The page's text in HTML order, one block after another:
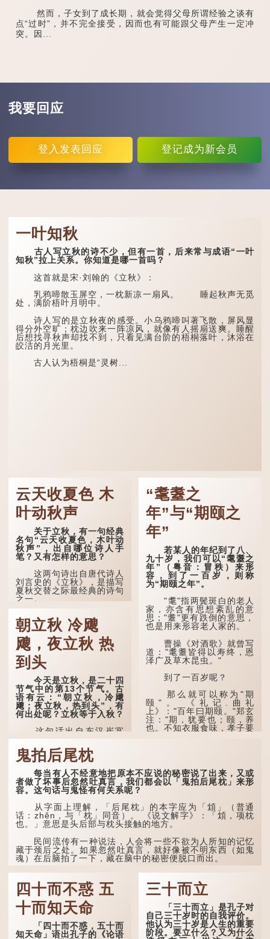
然而，子女到了成长期，就会觉得父母所谓经验之谈有
点“过时”，并不完全接受，因而也有可能跟父母产生一定冲
突。因...
我要回应
登入 发表回应 登记成为新会员
一叶知秋
古人写立秋的诗不少，但有一首，后来常与成语“一叶
知秋”拉上关系。你知道是哪一首吗？
这首就是宋·刘翰的《立秋》：
乳鸦啼散玉屏空，一枕新凉一扇风。 睡起秋声无觅
处，满阶梧叶月明中。
诗人写的是立秋夜的感受。小乌鸦啼叫著飞散，屏风显
得分外空旷；枕边吹来一阵凉风，就像有人摇扇送爽。睡醒
后想找寻秋声却找不到，只看见满台阶的梧桐落叶，沐浴在
皎洁的月光里。
古人认为梧桐是“灵树...
云天收夏色 木
叶动秋声
关于立秋，有一句经典
名句“云天收夏色，木叶动
秋声”，出自哪位诗人手
笔？又有怎样的意思？
这两句诗出自唐代诗人
刘言史的《立秋》，是描写
夏秋交替之际最经典的诗句
之一。
《立秋》全诗如下：
兹晨戒流火，商飙早已
惊。 云天收夏色，木
叶动秋声。
诗的前两句写的是：这
一天早安，天上的“流
火”（指大火星，象征暑
气）开始消退，凉爽的秋风
（商飙，即西风）已经悄然
吹起。后两句，便是全诗的
灵魂...
朝立秋 冷飕
飕，夜立秋 热
到头
今天是立秋，是二十四
节气中的第13个节气。古
语有云：“朝立秋，冷飕
飕；夜立秋，热到头”，有
何出处呢？立秋等于入秋？
这句话出自东汉崔寔
《四民月令》：“朝立秋，
冷飕飕；夜立秋，热到
头”。到了清代，顾禄在
《清嘉录》里记录苏州风俗
时，也引用了这句谚语。不
过当地百姓的口头说法
是“朝立秋，渹飕飕；夜立
有不同，但意思完全一致。
那么，这句话到底准不
朴素观察：如果立秋的精
确...
“耄耋之
年”与“期颐之
年”
若某人的年纪到了八、
九十岁，我们可以“耄耋之
年”（粤音：冒秩）来形
容，到了一百岁，则称
为“期颐之年”。
"耄"指两鬓斑白的老人
家，亦含有思想紊乱的意
思；"耋"更有跌倒的意思，
也是用来形容老人家的。
曹操《对酒歌》就曾写
道："耄耋皆得以寿终，恩
泽广及草木昆虫。"
到了一百岁呢？
那么就可以称为"期
颐"。 《礼记.曲礼
上》："百年曰期颐。"郑玄
注："期，犹要也；颐，养
也。不知衣服食味，孝子要
鬼拍后尾枕
每当有人不经意地把原本不应说的秘密说了出来，又或
者做了坏事后忽然吐真言，我们都会以「鬼拍后尾枕」来形
容。这句话与鬼怪有何关系呢？
从字面上理解，「后尾枕」的本字应为「䪴」（普通
话：zhěn，与「枕」同音）。 《说文解字》：「䪴，项枕
也。」意思是头后部与枕头接触的地方。
民间流传有一种说法，人会将一些不欲为人所知的记忆
藏于颈后之处。如果忽然吐真言，就好像被不明东西（如鬼
魂）在后脑拍了一下，藏在脑中的秘密便脱口而出。
因此...
四十而不惑 五
十而知天命
「四十而不惑，五十而
知天命」语出孔子的《论语
三十而立
「三十而立」是孔子对
自己三十岁时的自我评价。
他认为三十岁是人生的重要
阶段。要立什么？又为什么